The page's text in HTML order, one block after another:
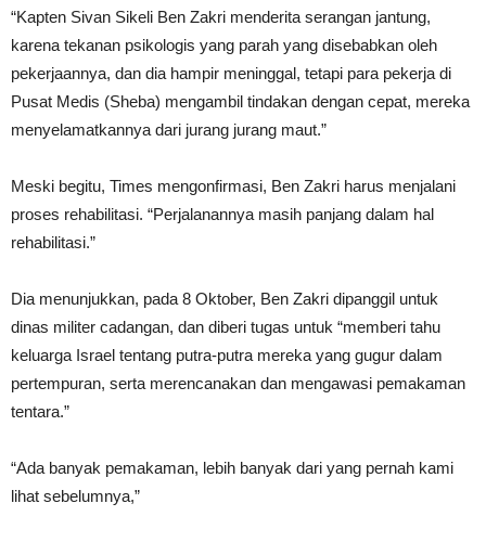
“Kapten Sivan Sikeli Ben Zakri menderita serangan jantung,
karena tekanan psikologis yang parah yang disebabkan oleh
pekerjaannya, dan dia hampir meninggal, tetapi para pekerja di
Pusat Medis (Sheba) mengambil tindakan dengan cepat, mereka
menyelamatkannya dari jurang jurang maut.”
Meski begitu, Times mengonfirmasi, Ben Zakri harus menjalani
proses rehabilitasi. “Perjalanannya masih panjang dalam hal
rehabilitasi.”
Dia menunjukkan, pada 8 Oktober, Ben Zakri dipanggil untuk
dinas militer cadangan, dan diberi tugas untuk “memberi tahu
keluarga Israel tentang putra-putra mereka yang gugur dalam
pertempuran, serta merencanakan dan mengawasi pemakaman
tentara.”
“Ada banyak pemakaman, lebih banyak dari yang pernah kami
lihat sebelumnya,”